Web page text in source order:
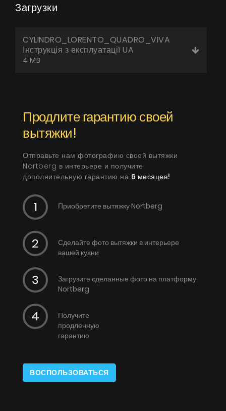
Загрузки
CYLINDRO_LORENTO_QUADRO_VIVA
Інструкція з експлуатації UA
4 MB
Продлите гарантию своей
вытяжки!
Отправьте нам фотографию своей вытяжки
Nortberg в интерьере и получите
дополнительную гарантию на 6 месяцев!
Приобретите вытяжку Nortberg
Сделайте фото вытяжки в интерьере
вашей кухни
Загрузите сделанные фото на платформу
Nortberg
Получите
продленную
гарантию
ВОСПОЛЬЗОВАТЬСЯ